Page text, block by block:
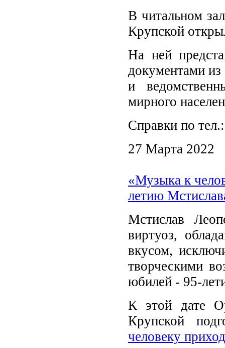
В читальном
Крупской
На ней
документами
и
мирного
Справки по
27 Марта 2022
«Музыка к
летию
Мстислав
виртуоз,
вкусом,
творческими
юбилей - 95-
К этой дате
Крупской
человеку